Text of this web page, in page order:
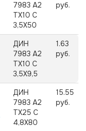
7983 А2
TX10 C
3,5X50
руб.
ДИН
7983 А2
TX10 C
3,5X9,5
1.63
руб.
ДИН
7983 А2
TX25 C
4,8X80
15.55
руб.